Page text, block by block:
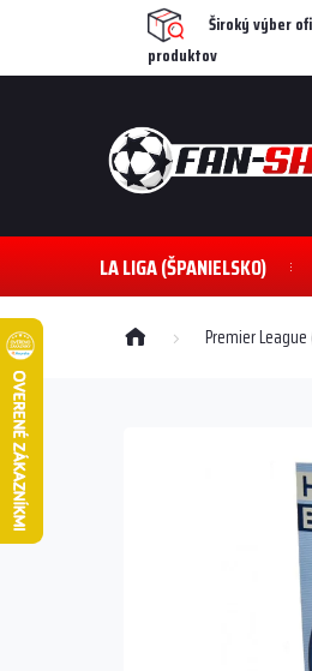
Široký výber
produktov
LA LIGA (ŠPANIELSKO)
Domov Premier